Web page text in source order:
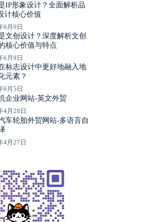
IP形象设计？全面解析品
计核心价值
6月9日
文创设计？深度解析文创
核心价值与特点
6月9日
标志设计中更好地融入地
元素？
6月5日
企业网站-英文外贸
4月28日
车轮胎外贸网站-多语言自
4月27日